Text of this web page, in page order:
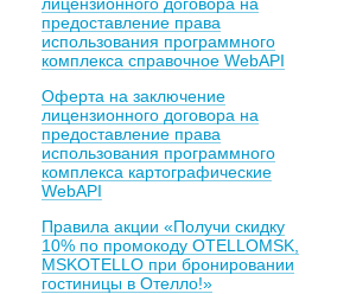
предоставление права
использования программного
комплекса справочное WebAPI
Оферта на заключение
лицензионного договора на
предоставление права
использования программного
комплекса картографические
WebAPI
Правила акции «Получи скидку
10% по промокоду OTELLOMSK,
MSKOTELLO при бронировании
гостиницы в Отелло!»